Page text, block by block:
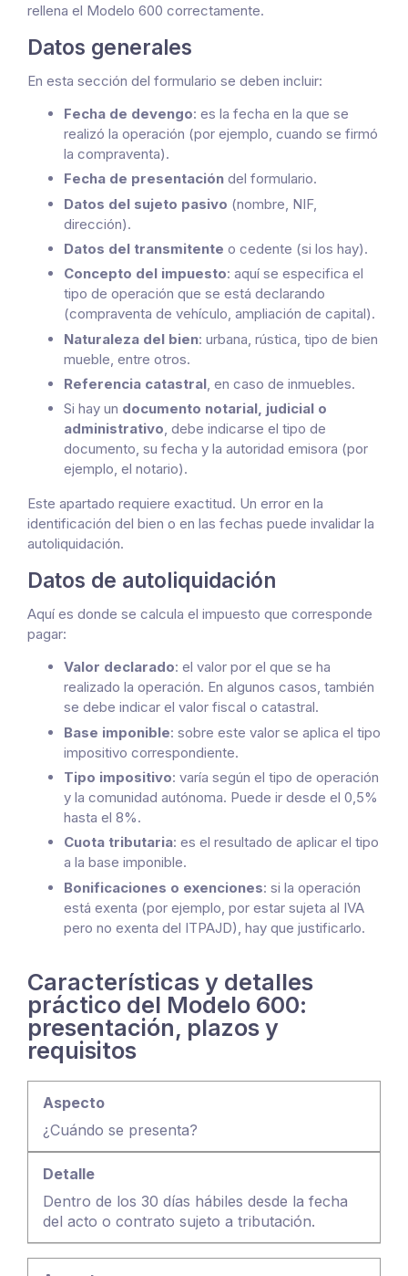
rellena el Modelo 600 correctamente.
Datos generales
En esta sección del formulario se deben incluir:
Fecha de devengo: es la fecha en la que se
realizó la operación (por ejemplo, cuando se firmó
la compraventa).
Fecha de presentación del formulario.
Datos del sujeto pasivo (nombre, NIF,
dirección).
Datos del transmitente o cedente (si los hay).
Concepto del impuesto: aquí se especifica el
tipo de operación que se está declarando
(compraventa de vehículo, ampliación de capital).
Naturaleza del bien: urbana, rústica, tipo de bien
mueble, entre otros.
Referencia catastral, en caso de inmuebles.
Si hay un documento notarial, judicial o
administrativo, debe indicarse el tipo de
documento, su fecha y la autoridad emisora (por
ejemplo, el notario).
Este apartado requiere exactitud. Un error en la
identificación del bien o en las fechas puede invalidar la
autoliquidación.
Datos de autoliquidación
Aquí es donde se calcula el impuesto que corresponde
pagar:
Valor declarado: el valor por el que se ha
realizado la operación. En algunos casos, también
se debe indicar el valor fiscal o catastral.
Base imponible: sobre este valor se aplica el tipo
impositivo correspondiente.
Tipo impositivo: varía según el tipo de operación
y la comunidad autónoma. Puede ir desde el 0,5%
hasta el 8%.
Cuota tributaria: es el resultado de aplicar el tipo
a la base imponible.
Bonificaciones o exenciones: si la operación
está exenta (por ejemplo, por estar sujeta al IVA
pero no exenta del ITPAJD), hay que justificarlo.
Características y detalles
práctico del Modelo 600:
presentación, plazos y
requisitos
¿Cuándo se presenta?
Dentro de los 30 días hábiles desde la fecha
del acto o contrato sujeto a tributación.